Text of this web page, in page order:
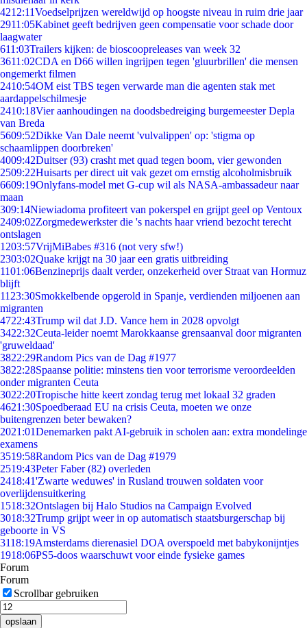
4212:11Voedselprijzen wereldwijd op hoogste niveau in ruim drie jaar
2911:05Kabinet geeft bedrijven geen compensatie voor schade door
laagwater
611:03Trailers kijken: de bioscoopreleases van week 32
3611:02CDA en D66 willen ingrijpen tegen 'gluurbrillen' die mensen
ongemerkt filmen
2410:54OM eist TBS tegen verwarde man die agenten stak met
aardappelschilmesje
2410:18Vier aanhoudingen na doodsbedreiging burgemeester Depla
van Breda
5609:52Dikke Van Dale neemt 'vulvalippen' op: 'stigma op
schaamlippen doorbreken'
4009:42Duitser (93) crasht met quad tegen boom, vier gewonden
2509:22Huisarts per direct uit vak gezet om ernstig alcoholmisbruik
6609:19Onlyfans-model met G-cup wil als NASA-ambassadeur naar
maan
309:14Niewiadoma profiteert van pokerspel en grijpt geel op Ventoux
2409:02Zorgmedewerkster die 's nachts haar vriend bezocht terecht
ontslagen
1203:57VrijMiBabes #316 (not very sfw!)
2303:02Quake krijgt na 30 jaar een gratis uitbreiding
1101:06Benzineprijs daalt verder, onzekerheid over Straat van Hormuz
blijft
11 23:30Smokkelbende opgerold in Spanje, verdienden miljoenen aan
migranten
4722:43Trump wil dat J.D. Vance hem in 2028 opvolgt
3422:32Ceuta-leider noemt Marokkaanse grensaanval door migranten
'gruweldaad'
3822:29Random Pics van de Dag #1977
3822:28Spaanse politie: minstens tien voor terrorisme veroordeelden
onder migranten Ceuta
3022:20Tropische hitte keert zondag terug met lokaal 32 graden
4621:30Spoedberaad EU na crisis Ceuta, moeten we onze
buitengrenzen beter bewaken?
2021:01Denemarken pakt AI-gebruik in scholen aan: extra mondelinge
examens
3519:58Random Pics van de Dag #1979
2519:43Peter Faber (82) overleden
2418:41'Zwarte weduwes' in Rusland trouwen soldaten voor
overlijdensuitkering
1518:32Ontslagen bij Halo Studios na Campaign Evolved
3018:32Trump grijpt weer in op automatisch staatsburgerschap bij
geboorte in VS
3118:19Amsterdams dierenasiel DOA overspoeld met babykonijntjes
1918:06PS5-doos waarschuwt voor einde fysieke games
Forum
Forum
Scrollbar gebruiken
opslaan